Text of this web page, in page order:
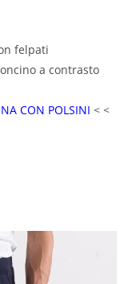
felpati
a contrasto
CON POLSINI < <